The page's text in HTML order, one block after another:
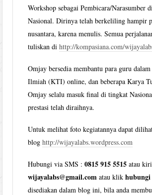
Workshop sebagai Pembicara/Narasumber
Nasional. Dirinya telah berkeliling hampir
nusantara, karena menulis. Semua
tuliskan dihttp://kompasiana.com/
Omjay bersedia membantu para guru
Ilmiah (KTI) online, dan beberapa Karya
Omjay selalu masuk final di tingkat
prestasi telah diraihnya.
Untuk melihat foto kegiatannya dapat
bloghttp://wijayalabs.wordpress.com
Hubungi via SMS :0815 915 5515 atau
wijayalabs@gmail.com atau klik
disediakan dalam blog ini, bila anda